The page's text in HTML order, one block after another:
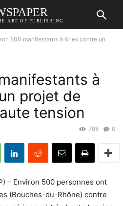
ART OF PUBLISHING
500 manifestants à Arles contre un
à
projet de
tension
0
788
– Environ 500 personnes ont
(Bouches-du-Rhône) contre